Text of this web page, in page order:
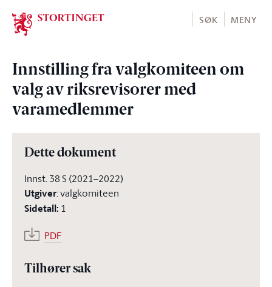
Stortinget.no
SØK MENY
Innstilling fra valgkomiteen om
valg av riksrevisorer med
varamedlemmer
Dette dokument
Innst. 38 S (2021–2022)
Utgiver:valgkomiteen
Sidetall: 1
PDF
Tilhører sak